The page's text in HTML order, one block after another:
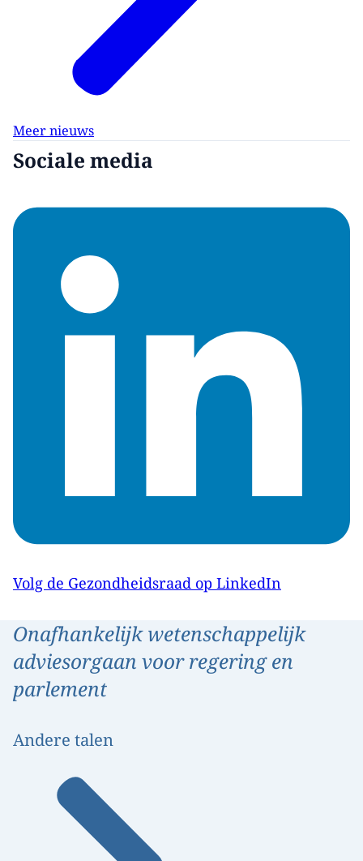
Meer nieuws
Sociale media
Volg de Gezondheidsraad op LinkedIn
Onafhankelijk wetenschappelijk
adviesorgaan voor regering en
parlement
Andere talen